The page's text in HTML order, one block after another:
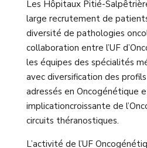
Les Hôpitaux Pitié-
large recrutement de
diversité de pathologies
collaboration entre l’UF
les équipes des spécialités
avec diversification des
adressés en Oncogénétique
implicationcroissante de
circuits théranostiques.
L’activité de l’UF